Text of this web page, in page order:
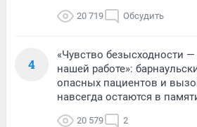
20 719 Обсудить
4
«Чувство безысходности
нашей работе»:
опасных пациентов и
навсегда остаются в
20 579 2